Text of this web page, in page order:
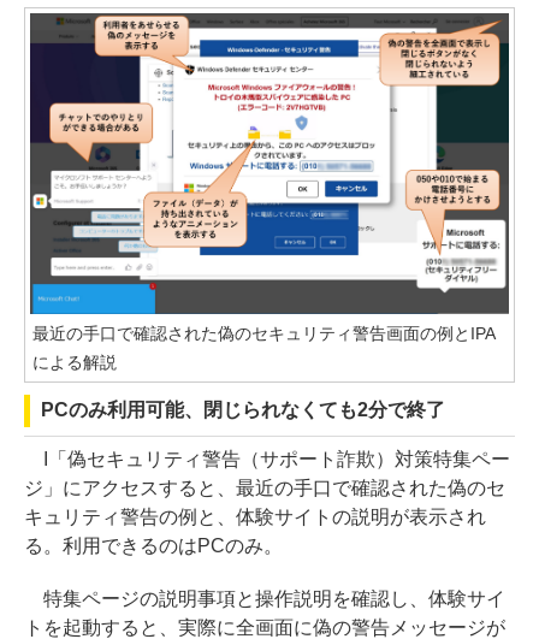
最近の手口で確認された偽のセキュリティ警告画面の例とIPA
による解説
PCのみ利用可能、閉じられなくても2分で終了
I「偽セキュリティ警告（サポート詐欺）対策特集ペー
ジ」にアクセスすると、最近の手口で確認された偽のセ
キュリティ警告の例と、体験サイトの説明が表示され
る。利用できるのはPCのみ。
特集ページの説明事項と操作説明を確認し、体験サイ
トを起動すると、実際に全画面に偽の警告メッセージが